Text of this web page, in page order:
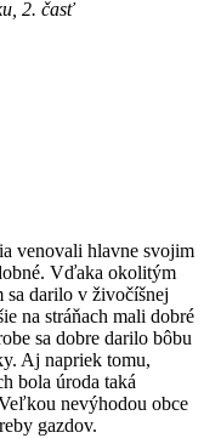
2. časť
venovali hlavne svojim
Vďaka okolitým
darilo v živočíšnej
na stráňach mali dobré
sa dobre darilo bôbu
Aj napriek tomu,
bola úroda taká
nevýhodou obce
gazdov.